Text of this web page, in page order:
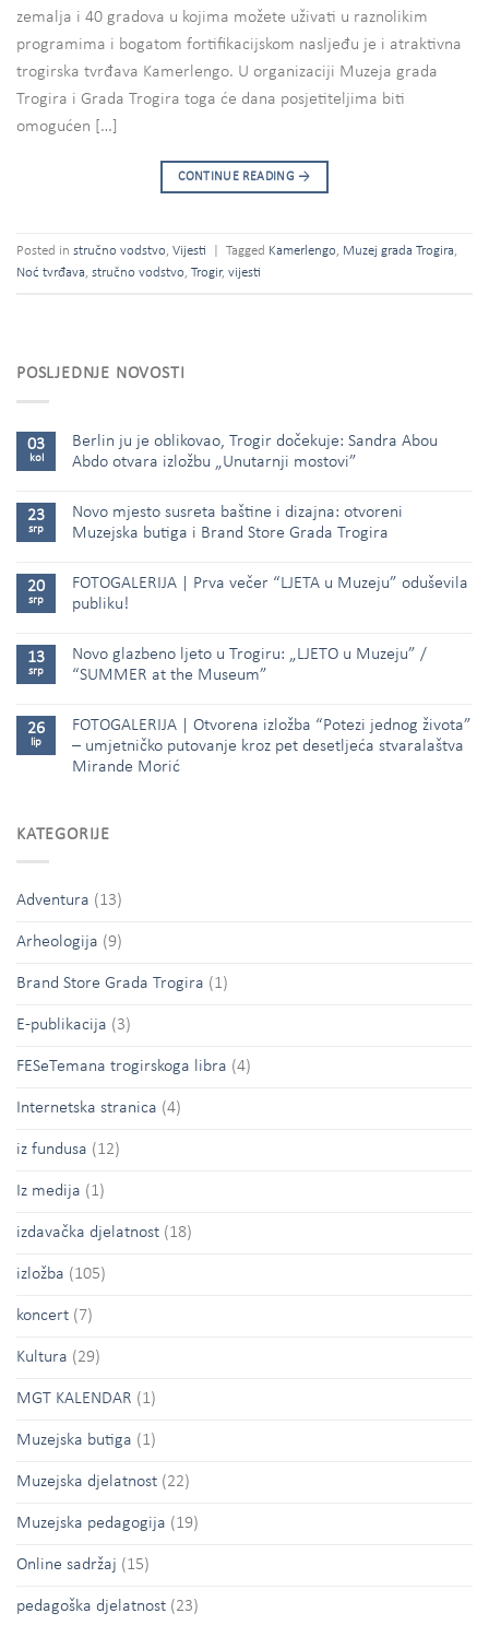
zemalja i 40 gradova u kojima možete uživati u raznolikim
programima i bogatom fortifikacijskom nasljeđu je i atraktivna
trogirska tvrđava Kamerlengo. U organizaciji Muzeja grada
Trogira i Grada Trogira toga će dana posjetiteljima biti
omogućen […]
CONTINUE READING →
Posted in stručno vodstvo, Vijesti Tagged Kamerlengo, Muzej grada Trogira,
Noć tvrđava, stručno vodstvo, Trogir, vijesti
POSLJEDNJE NOVOSTI
03
kol
Berlin ju je oblikovao, Trogir dočekuje: Sandra Abou
Abdo otvara izložbu „Unutarnji mostovi”
23
srp
Novo mjesto susreta baštine i dizajna: otvoreni
Muzejska butiga i Brand Store Grada Trogira
20
srp
FOTOGALERIJA | Prva večer “LJETA u Muzeju” oduševila
publiku!
13
srp
Novo glazbeno ljeto u Trogiru: „LJETO u Muzeju” /
“SUMMER at the Museum”
26
lip
FOTOGALERIJA | Otvorena izložba “Potezi jednog života”
– umjetničko putovanje kroz pet desetljeća stvaralaštva
Mirande Morić
KATEGORIJE
Adventura (13)
Arheologija (9)
Brand Store Grada Trogira (1)
E-publikacija (3)
FESeTemana trogirskoga libra (4)
Internetska stranica (4)
iz fundusa (12)
Iz medija (1)
izdavačka djelatnost (18)
izložba (105)
koncert (7)
Kultura (29)
MGT KALENDAR (1)
Muzejska butiga (1)
Muzejska djelatnost (22)
Muzejska pedagogija (19)
Online sadržaj (15)
pedagoška djelatnost (23)